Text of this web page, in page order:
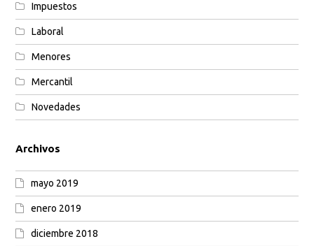
Impuestos
Laboral
Menores
Mercantil
Novedades
Archivos
mayo 2019
enero 2019
diciembre 2018